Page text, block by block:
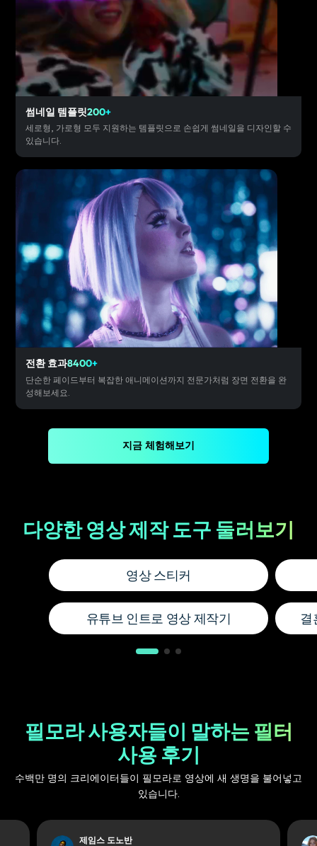
썸네일 템플릿200+
세로형, 가로형 모두 지원하는 템플릿으로 손쉽게 썸네일을 디자인할 수
있습니다.
전환 효과8400+
단순한 페이드부터 복잡한 애니메이션까지 전문가처럼 장면 전환을 완
성해보세요.
지금 체험해보기
다양한 영상 제작 도구 둘러보기
영상 스티커
유튜브 인트로 영상 제작기 결
필모라 사용자들이 말하는 필터
사용 후기
수백만 명의 크리에이터들이 필모라로 영상에 새 생명을 불어넣고
있습니다.
제임스 도노반